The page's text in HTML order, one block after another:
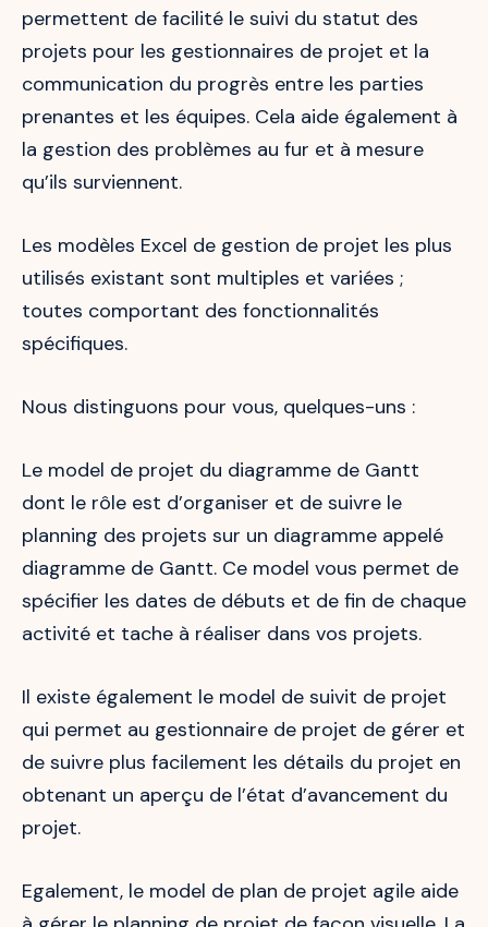
permettent de facilité le suivi du statut des
projets pour les gestionnaires de projet et la
communication du progrès entre les parties
prenantes et les équipes. Cela aide également à
la gestion des problèmes au fur et à mesure
qu’ils surviennent.
Les modèles Excel de gestion de projet les plus
utilisés existant sont multiples et variées ;
toutes comportant des fonctionnalités
spécifiques.
Nous distinguons pour vous, quelques-uns :
Le model de projet du diagramme de Gantt
dont le rôle est d’organiser et de suivre le
planning des projets sur un diagramme appelé
diagramme de Gantt. Ce model vous permet de
spécifier les dates de débuts et de fin de chaque
activité et tache à réaliser dans vos projets.
Il existe également le model de suivit de projet
qui permet au gestionnaire de projet de gérer et
de suivre plus facilement les détails du projet en
obtenant un aperçu de l’état d’avancement du
projet.
Egalement, le model de plan de projet agile aide